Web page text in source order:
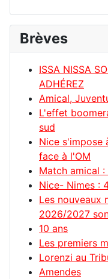
Brèves
ISSA NISSA
ADHÉREZ
Amical,
L'effet
sud
Nice s'impose
face à l'OM
Match amical
Nice- Nimes :
Les nouveaux
2026/2027
10 ans
Les premiers
Lorenzi au
Amendes